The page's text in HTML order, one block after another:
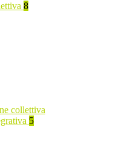
8
collettiva
5